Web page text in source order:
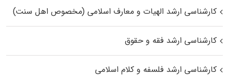
کارشناسی ارشد الهیات و معارف اسلامی (مخصوص اهل سنت)
کارشناسی ارشد فقه و حقوق
کارشناسی ارشد فلسفه و کلام اسلامی